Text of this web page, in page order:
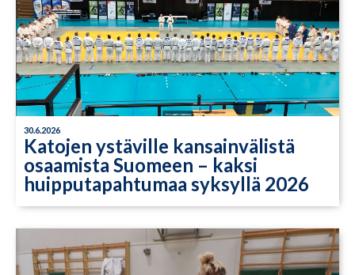
30.6.2026
Katojen ystäville kansainvälistä
osaamista Suomeen – kaksi
huipputapahtumaa syksyllä 2026